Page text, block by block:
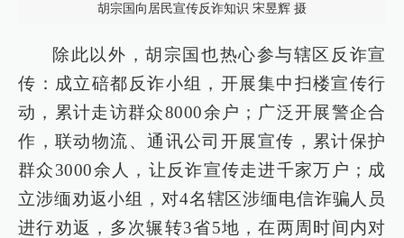
胡宗国向居民宣传反诈知识 宋昱辉 摄
除此以外，胡宗国也热心参与辖区反诈宣
传：成立碚都反诈小组，开展集中扫楼宣传行
动，累计走访群众8000余户；广泛开展警企合
作，联动物流、通讯公司开展宣传，累计保护
群众3000余人，让反诈宣传走进千家万户；成
立涉缅劝返小组，对4名辖区涉缅电信诈骗人员
进行劝返，多次辗转3省5地，在两周时间内对